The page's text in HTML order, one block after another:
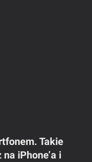
Takie
iPhone’a i